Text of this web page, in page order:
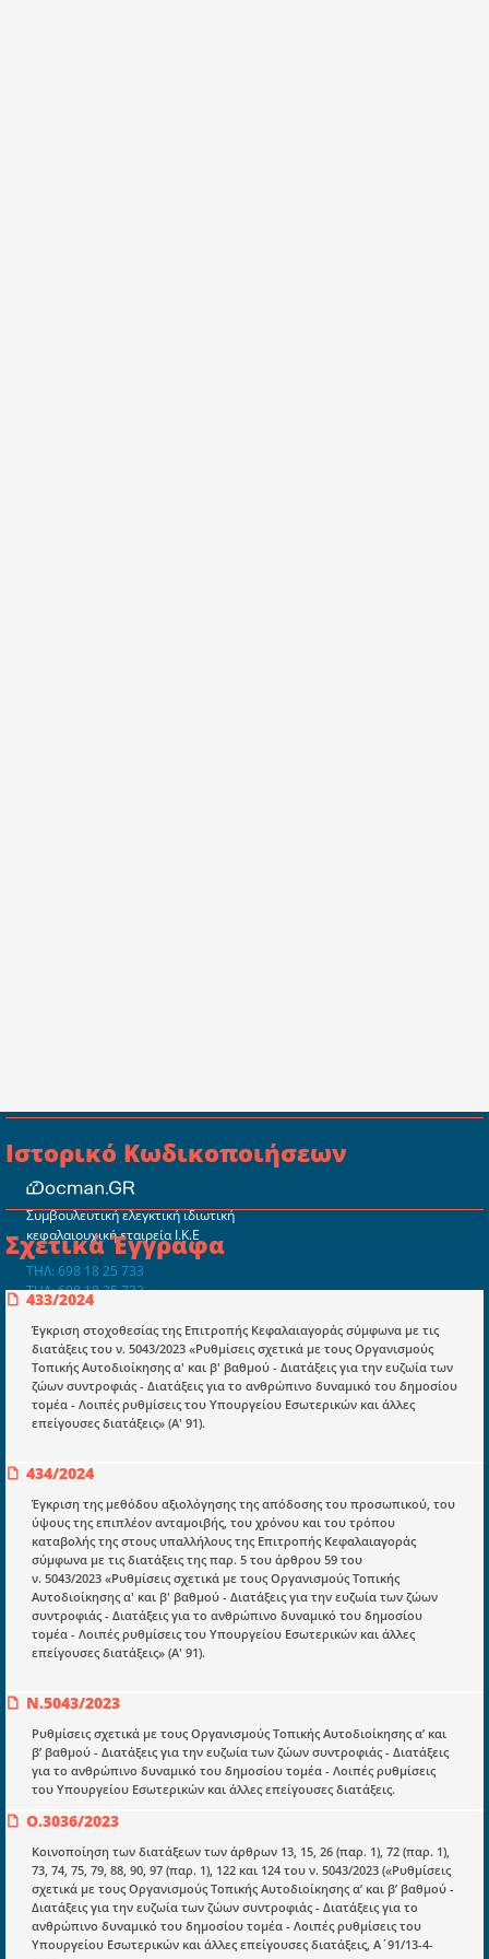
Ιστορικό Κωδικοποιήσεων
Σχετικά Έγγραφα
433/2024
Έγκριση στοχοθεσίας της Επιτροπής Κεφαλαιαγοράς σύμφωνα με τις
διατάξεις του ν. 5043/2023 «Ρυθμίσεις σχετικά με τους Οργανισμούς
Τοπικής Αυτοδιοίκησης α' και β' βαθμού - Διατάξεις για την ευζωία των
ζώων συντροφιάς - Διατάξεις για το ανθρώπινο δυναμικό του δημοσίου
τομέα - Λοιπές ρυθμίσεις του Υπουργείου Εσωτερικών και άλλες
επείγουσες διατάξεις» (Α' 91).
434/2024
Έγκριση της μεθόδου αξιολόγησης της απόδοσης του προσωπικού, του
ύψους της επιπλέον ανταμοιβής, του χρόνου και του τρόπου
καταβολής της στους υπαλλήλους της Επιτροπής Κεφαλαιαγοράς
σύμφωνα με τις διατάξεις της παρ. 5 του άρθρου 59 του
ν. 5043/2023 «Ρυθμίσεις σχετικά με τους Οργανισμούς Τοπικής
Αυτοδιοίκησης α' και β' βαθμού - Διατάξεις για την ευζωία των ζώων
συντροφιάς - Διατάξεις για το ανθρώπινο δυναμικό του δημοσίου
τομέα - Λοιπές ρυθμίσεις του Υπουργείου Εσωτερικών και άλλες
επείγουσες διατάξεις» (Α' 91).
Ν.5043/2023
Ρυθμίσεις σχετικά με τους Οργανισμούς Τοπικής Αυτοδιοίκησης α’ και
β’ βαθμού - Διατάξεις για την ευζωία των ζώων συντροφιάς - Διατάξεις
για το ανθρώπινο δυναμικό του δημοσίου τομέα - Λοιπές ρυθμίσεις
του Υπουργείου Εσωτερικών και άλλες επείγουσες διατάξεις.
Ο.3036/2023
Κοινοποίηση των διατάξεων των άρθρων 13, 15, 26 (παρ. 1), 72 (παρ. 1),
73, 74, 75, 79, 88, 90, 97 (παρ. 1), 122 και 124 του ν. 5043/2023 («Ρυθμίσεις
σχετικά με τους Οργανισμούς Τοπικής Αυτοδιοίκησης α’ και β’ βαθμού -
Διατάξεις για την ευζωία των ζώων συντροφιάς - Διατάξεις για το
ανθρώπινο δυναμικό του δημοσίου τομέα - Λοιπές ρυθμίσεις του
Υπουργείου Εσωτερικών και άλλες επείγουσες διατάξεις, Α΄91/13-4-
Συμβουλευτική ελεγκτική ιδιωτική
κεφαλαιουχική εταιρεία Ι.Κ.Ε
ΤΗΛ: 698 18 25 733
ΤΗΛ: 698 18 25 732
mydocmangr@gmail.com
Docman.gr
Ποιοί είμαστε;
Μια πολυετής εθελοντική προσπάθεια που
Ενότητες
Επικαιρότητα
E-book
Νόμοι και προεδρικά διατάγματα
Υπουργικές αποφάσεις
Νομολογία και Γνωμοδοτήσεις ΝΣΚ
Πληροφορίες
Είσοδος
Εγγραφή